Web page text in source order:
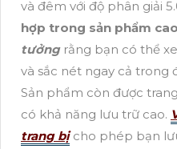
và đêm với độ phân giải
hợp trong sản phẩm
tưởngrằng bạn có thể
và sắc nét ngay cả trong
Sản phẩm còn được
có khả năng lưu trữ cao.
trang bịcho phép bạn